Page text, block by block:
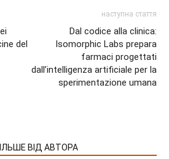
del
наступна стаття
Dal codice alla clinica:
Isomorphic Labs prepara
farmaci progettati
dall’intelligenza artificiale per la
sperimentazione umana
ВІД АВТОРА